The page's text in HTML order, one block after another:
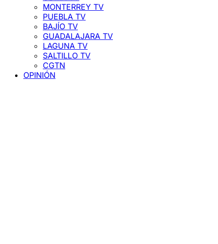
MONTERREY TV
PUEBLA TV
BAJÍO TV
GUADALAJARA TV
LAGUNA TV
SALTILLO TV
CGTN
OPINIÓN